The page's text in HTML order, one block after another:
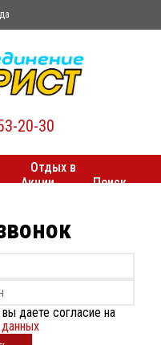
20-30
Отдых в
Акции
Поиск
даете согласие на